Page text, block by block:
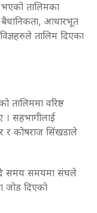
भएको तालिमका
आधारभूत
तालिम दिएका
वरिष्ठ
। सहभागीलाई
र कोषराज सिंखडाले
समय समयमा संघले
जोड दिएको